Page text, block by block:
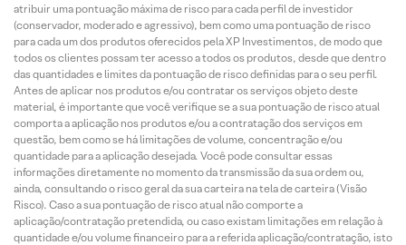
atribuir uma pontuação máxima de risco para cada perfil de investidor
(conservador, moderado e agressivo), bem como uma pontuação de risco
para cada um dos produtos oferecidos pela XP Investimentos, de modo que
todos os clientes possam ter acesso a todos os produtos, desde que dentro
das quantidades e limites da pontuação de risco definidas para o seu perfil.
Antes de aplicar nos produtos e/ou contratar os serviços objeto deste
material, é importante que você verifique se a sua pontuação de risco atual
comporta a aplicação nos produtos e/ou a contratação dos serviços em
questão, bem como se há limitações de volume, concentração e/ou
quantidade para a aplicação desejada. Você pode consultar essas
informações diretamente no momento da transmissão da sua ordem ou,
ainda, consultando o risco geral da sua carteira na tela de carteira (Visão
Risco). Caso a sua pontuação de risco atual não comporte a
aplicação/contratação pretendida, ou caso existam limitações em relação à
quantidade e/ou volume financeiro para a referida aplicação/contratação, isto